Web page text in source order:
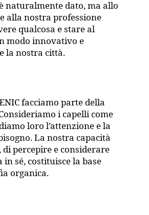
naturalmente dato, ma allo
alla nostra professione
qualcosa e stare al
modo innovativo e
la nostra città.
facciamo parte della
i capelli come
loro l’attenzione e la
La nostra capacità
di percepire e considerare
sé, costituisce la base
organica.